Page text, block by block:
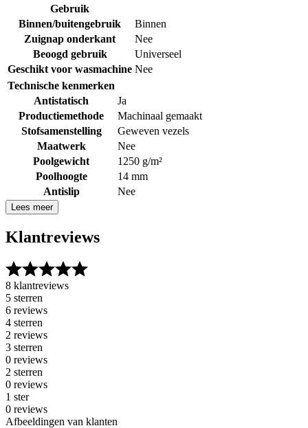
Gebruik
Binnen/buitengebruik
Binnen
Zuignap onderkant
Nee
Beoogd gebruik
Universeel
Geschikt voor wasmachine Nee
Technische kenmerken
Antistatisch
Ja
Productiemethode
Machinaal gemaakt
Stofsamenstelling
Geweven vezels
Maatwerk
Nee
Poolgewicht
1250 g/m²
Poolhoogte
14 mm
Antislip
Nee
Lees meer
Klantreviews
8 klantreviews
5 sterren
6 reviews
4 sterren
2 reviews
3 sterren
0 reviews
2 sterren
0 reviews
1 ster
0 reviews
Afbeeldingen van klanten